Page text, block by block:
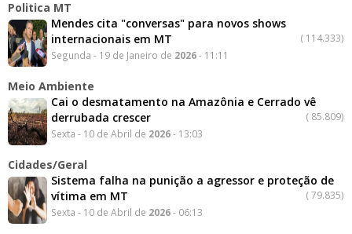
Politica MT
Mendes cita "conversas" para novos shows
internacionais em MT
( 114.333)
Segunda - 19 de Janeiro de 2026- 11:11
Meio Ambiente
Cai o desmatamento na Amazônia e Cerrado vê
derrubada crescer
( 85.809)
Sexta - 10 de Abril de 2026- 13:03
Cidades/Geral
Sistema falha na punição a agressor e proteção de
vítima em MT
(79.835)
Sexta - 10 de Abril de 2026- 06:13